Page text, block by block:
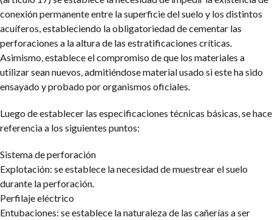
conexión permanente entre la superficie del suelo y los distintos
acuíferos, estableciendo la obligatoriedad de cementar las
perforaciones a la altura de las estratificaciones críticas.
Asimismo, establece el compromiso de que los materiales a
utilizar sean nuevos, admitiéndose material usado si este ha sido
ensayado y probado por organismos oficiales.
Luego de establecer las especificaciones técnicas básicas, se hace
referencia a los siguientes puntos:
Sistema de perforación
Explotación: se establece la necesidad de muestrear el suelo
durante la perforación.
Perfilaje eléctrico
Entubaciones: se establece la naturaleza de las cañerías a ser